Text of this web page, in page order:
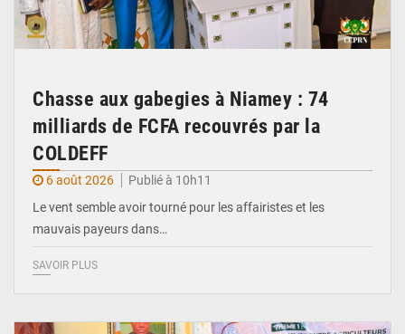
Chasse aux gabegies à Niamey : 74
milliards de FCFA recouvrés par la
COLDEFF
6 août 2026
Publié à 10h11
Le vent semble avoir tourné pour les affairistes et les
mauvais payeurs dans…
SAVOIR PLUS